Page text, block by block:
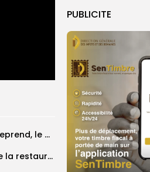
PUBLICITE
‎CAN féminine 2026 : le Nigeria se reprend, le Malawi surprend encore...
Magal Touba : dans les coulisses de la restauration de la presse...